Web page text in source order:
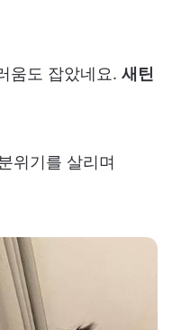
움도 잡았네요. 새틴
위기를 살리며